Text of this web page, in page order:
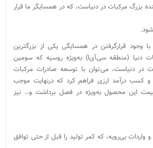
بزرگ مرکبات در دنیاست، که در همسایگر ما قرار
وجود قرارگرفتن در همسایگی یکی از بزرگترین
دنیا (منطقه سی‌آی‌ا) به‌ویژه روسیه که سومین
در دنیاست، می‌توان با توسعه صادرات مرکبات
و کسب درآمد ارزی فراهم کرد که درنهایت موجب
این محصول به‌ویژه در فصل برداشت و… نیز
واردات بی‌رویه، که کمر تولید را قبل از حتی توافق